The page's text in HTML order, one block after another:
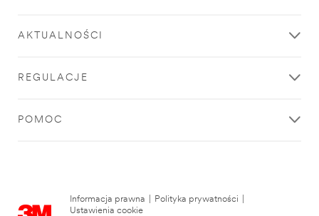
AKTUALNOŚCI
REGULACJE
POMOC
Informacja prawna Polityka prywatności
Ustawienia cookie